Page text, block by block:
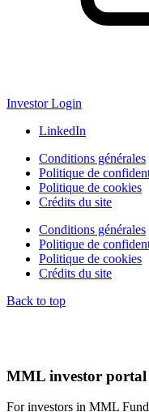
Investor Login
LinkedIn
Conditions générales
Politique de
Politique de cookies
Crédits du site
Conditions générales
Politique de
Politique de cookies
Crédits du site
Back to top
MML investor portal
For investors in MML